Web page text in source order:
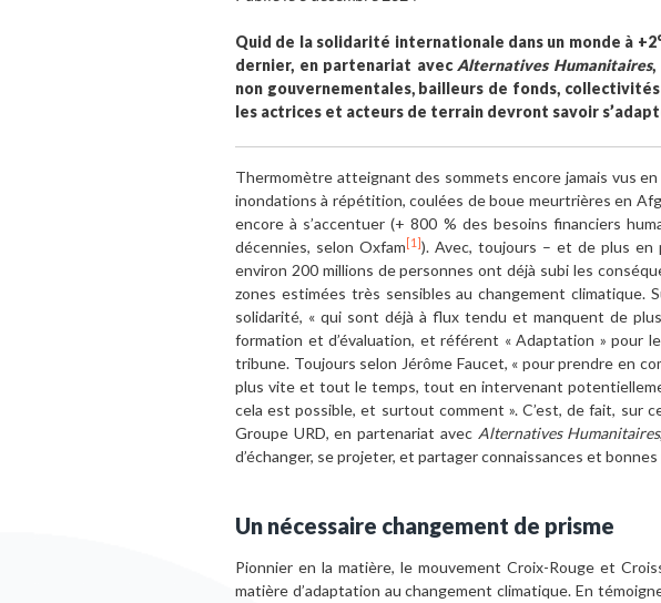
Quid de la solidarité internationale dans un monde à
dernier, en partenariat avecAlternatives Humanitaires,
non gouvernementales, bailleurs de fonds,
les actrices et acteurs de terrain devront savoir
Thermomètre atteignant des sommets encore jamais vus
inondations à répétition, coulées de boue meurtrières en
encore à s’accentuer (+ 800 % des besoins financiers
décennies, selon Oxfam [1]). Avec, toujours – et de plus en
environ 200 millions de personnes ont déjà subi les
zones estimées très sensibles au changement climatique.
solidarité, « qui sont déjà à flux tendu et manquent de
formation et d’évaluation, et référent « Adaptation » pour
tribune. Toujours selon Jérôme Faucet, « pour prendre en
plus vite et tout le temps, tout en intervenant
cela est possible, et surtout comment ». C’est, de fait, sur
Groupe URD, en partenariat avec Alternatives Humanitaires
d’échanger, se projeter, et partager connaissances et
Un nécessaire changement de prisme
Pionnier en la matière, le mouvement Croix-Rouge et
matière d’adaptation au changement climatique. En